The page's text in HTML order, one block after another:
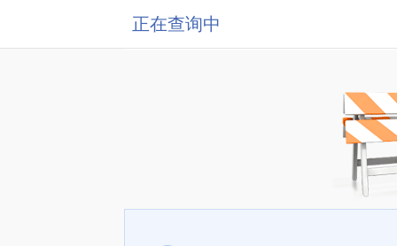
正在查询中